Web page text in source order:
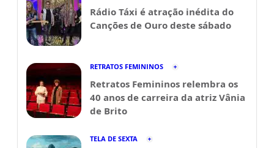
Rádio Táxi é atração inédita do
Canções de Ouro deste sábado
RETRATOS FEMININOS
Retratos Femininos relembra os
40 anos de carreira da atriz Vânia
de Brito
TELA DE SEXTA